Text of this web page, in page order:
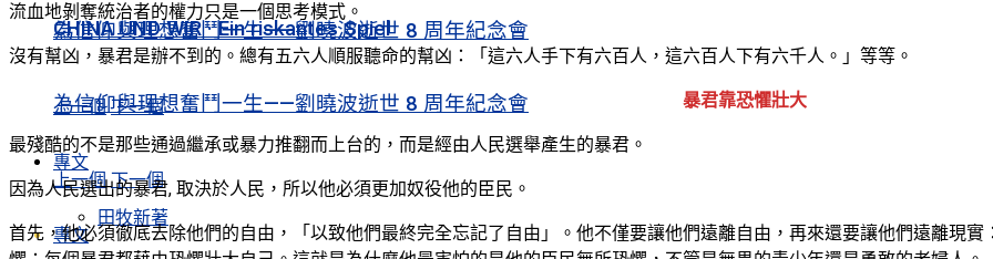
為信仰與理想奮鬥一生——劉曉波逝世 8 周年紀念會
上一個 下一個
專文
田牧新著
CHINA UND WIR · Ein riskantes Spiel
為信仰與理想奮鬥一生——劉曉波逝世 8 周年紀念會
上一個 下一個
專文
流血地剝奪統治者的權力只是一個思考模式。
沒有幫凶，暴君是辦不到的。總有五六人順服聽命的幫凶：「這六人手下有六百人，這六百人下有六千人。」等等。
暴君靠恐懼壯大
最殘酷的不是那些通過繼承或暴力推翻而上台的，而是經由人民選舉產生的暴君。
因為人民選出的暴君, 取決於人民，所以他必須更加奴役他的臣民。
首先，他必須徹底去除他們的自由，「以致他們最終完全忘記了自由」。他不僅要讓他們遠離自由，再來還要讓他們遠離現